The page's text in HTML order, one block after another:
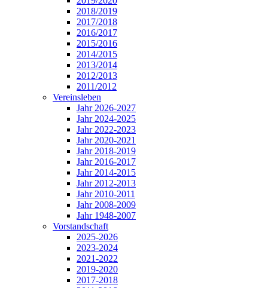
2018/2019
2017/2018
2016/2017
2015/2016
2014/2015
2013/2014
2012/2013
2011/2012
Vereinsleben
Jahr 2026-2027
Jahr 2024-2025
Jahr 2022-2023
Jahr 2020-2021
Jahr 2018-2019
Jahr 2016-2017
Jahr 2014-2015
Jahr 2012-2013
Jahr 2010-2011
Jahr 2008-2009
Jahr 1948-2007
Vorstandschaft
2025-2026
2023-2024
2021-2022
2019-2020
2017-2018